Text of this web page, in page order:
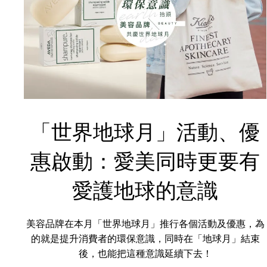
「世界地球月」活動、優
惠啟動：愛美同時更要有
愛護地球的意識
美容品牌在本月「世界地球月」推行各個活動及優惠，為
的就是提升消費者的環保意識，同時在「地球月」結束
後，也能把這種意識延續下去！